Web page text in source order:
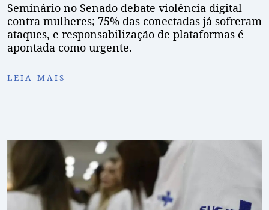
Seminário no Senado debate violência digital
contra mulheres; 75% das conectadas já sofreram
ataques, e responsabilização de plataformas é
apontada como urgente.
LEIA MAIS